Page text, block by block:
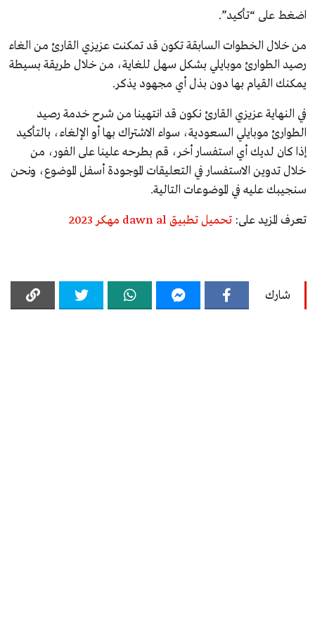
اضغط على “تأكيد”.
من خلال الخطوات السابقة تكون قد تمكنت عزيزي القارئ من الغاء
رصيد الطوارئ موبايلي بشكل سهل للغاية، من خلال طريقة بسيطة
يمكنك القيام بها دون بذل أي مجهود يذكر.
في النهاية عزيزي القارئ نكون قد انتهينا من شرح خدمة رصيد
الطوارئ موبايلي السعودية، سواء الاشتراك بها أو الإلغاء، بالتأكيد
إذا كان لديك أي استفسار أخر، قم بطرحه علينا على الفور، من
خلال تدوين الاستفسار في التعليقات الموجودة أسفل الموضوع، ونحن
سنجيبك عليه في الموضوعات التالية.
تعرف المزيد على: تحميل تطبيق dawn al مهكر 2023
شارك